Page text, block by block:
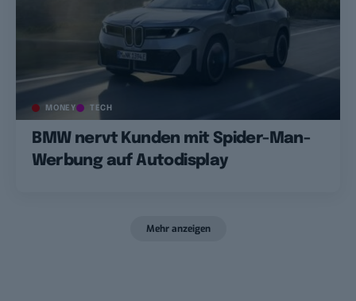
MONEY TECH
BMW nervt Kunden mit Spider-Man-
Werbung auf Autodisplay
Mehr anzeigen